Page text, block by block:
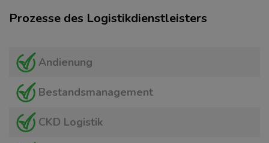
Prozesse des Logistikdienstleisters
Andienung
Bestandsmanagement
CKD Logistik